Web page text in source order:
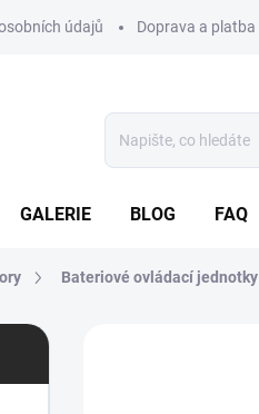
údajů Doprava a platba
GALERIE BLOG FAQ
Bateriové ovládací jednotky